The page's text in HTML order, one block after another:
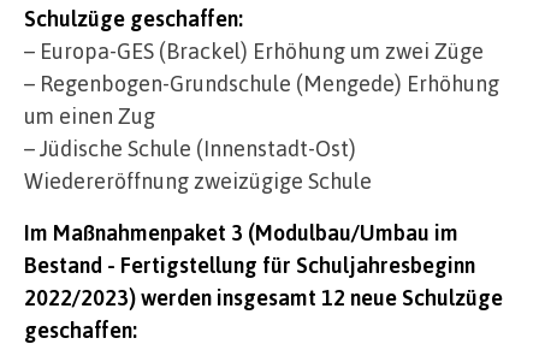
Schulzüge geschaffen:
– Europa-GES (Brackel) Erhöhung um zwei Züge
– Regenbogen-Grundschule (Mengede) Erhöhung
um einen Zug
– Jüdische Schule (Innenstadt-Ost)
Wiedereröffnung zweizügige Schule
Im Maßnahmenpaket 3 (Modulbau/Umbau im
Bestand - Fertigstellung für Schuljahresbeginn
2022/2023) werden insgesamt 12 neue Schulzüge
geschaffen: